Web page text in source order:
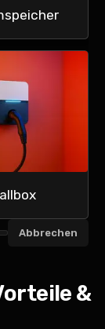
Abbrechen
&